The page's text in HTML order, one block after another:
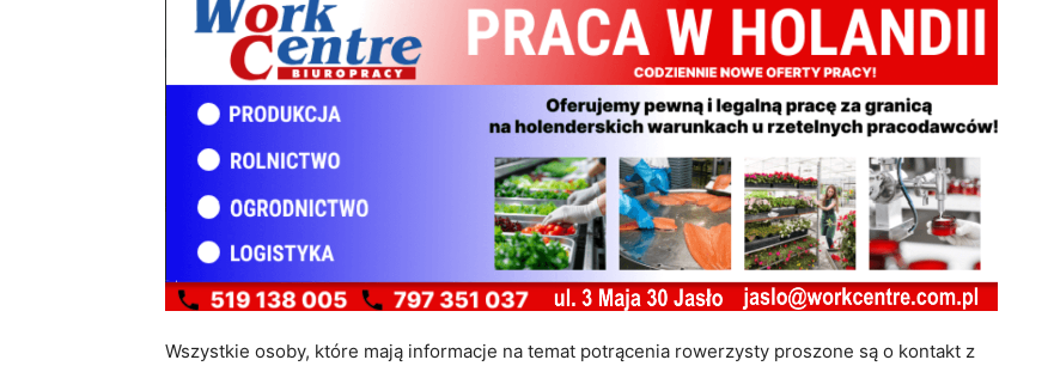
Wszystkie osoby, które mają informacje na temat potrącenia rowerzysty proszone są o kontakt z